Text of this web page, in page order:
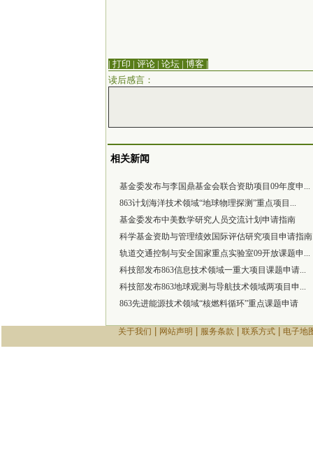
| 打印 | 评论 | 论坛 | 博客 |
读后感言：
相关新闻
基金委发布与李国鼎基金会联合资助项目09年度申...
863计划海洋技术领域“地球物理探测”重点项目...
基金委发布中美数学研究人员交流计划申请指南
科学基金资助与管理绩效国际评估研究项目申请指
轨道交通控制与安全国家重点实验室09开放课题申...
科技部发布863信息技术领域一重大项目课题申请...
科技部发布863地球观测与导航技术领域两项目申...
863先进能源技术领域“核燃料循环”重点课题申请
关于我们 网站声明 服务条款 联系方式| 电子地